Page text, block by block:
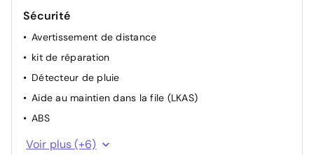
Sécurité
Avertissement de distance
kit de réparation
Détecteur de pluie
Aide au maintien dans la file (LKAS)
ABS
Contrôle de la pression des pneus
Voir plus (+6)